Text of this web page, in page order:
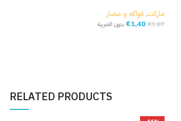
ماركت, فواكه و خضار
€1,87
€1,40 بدون الضريبة
RELATED PRODUCTS